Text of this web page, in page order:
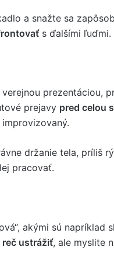
a snažte sa
s ďalšími ľuďmi.
prezentáciou,
prejavy pred celou
držanie tela, príliš
pracovať.
akými sú napríklad
reč ustrážiť, ale myslite